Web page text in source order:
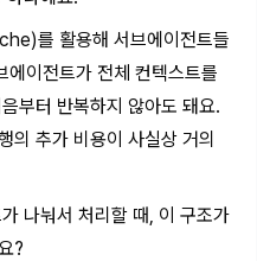
를 활용해 서브에이전트들
이전트가 전체 컨텍스트를
부터 반복하지 않아도 돼요.
의 추가 비용이 사실상 거의
나눠서 처리할 때, 이 구조가
?